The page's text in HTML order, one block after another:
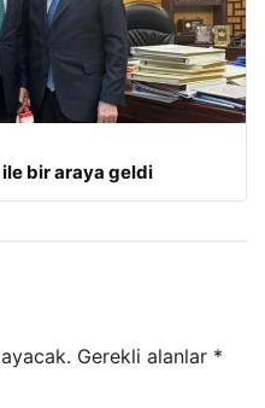
bir araya geldi
Gerekli alanlar *